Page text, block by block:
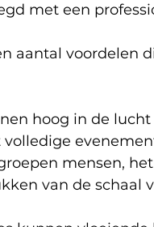
met een
aantal voordelen
hoog in de
mensen,
van de schaal